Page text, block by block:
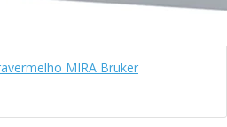
MIRA Bruker